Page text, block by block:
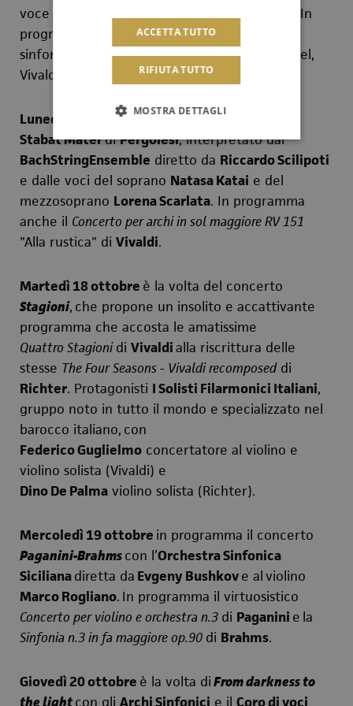
voce è quella del soprano
. In
programma una sapiente alternanza tra arie,
sinfonie, cantate e concerti di Durante,
Händel,
Vivaldi.
Lunedì 17 ottobre è in programma lo
Stabat MaterdiPergolesi, interpretato dal
BachStringEnsemble diretto da Riccardo Scilipoti
e dalle voci del soprano Natasa Katai e del
mezzosoprano Lorena Scarlata. In programma
anche il Concerto per archi in sol maggiore RV 151
"Alla rustica" di Vivaldi.
Martedì 18 ottobre è la volta del concerto
Stagioni, che propone un insolito e accattivante
programma che accosta le amatissime
Quattro Stagionidi Vivaldialla riscrittura delle
stesse The Four Seasons - Vivaldi recomposeddi
Richter. Protagonisti I Solisti Filarmonici Italiani,
gruppo noto in tutto il mondo e specializzato nel
barocco italiano, con
Federico Guglielmo concertatore al violino e
violino solista (Vivaldi) e
Dino De Palma violino solista (Richter).
Mercoledì 19 ottobre in programma il concerto
Paganini-Brahmscon l’Orchestra Sinfonica
Sicilianadiretta da Evgeny Bushkove alviolino
Marco Rogliano. In programma il virtuosistico
Concerto per violino e orchestra n.3 di Paganini e la
Sinfonia n.3 in fa maggiore op.90 di Brahms.
Giovedì 20 ottobre è la volta diFrom darkness to
the lightcon gli Archi Sinfonici e il Coro di voci
ACCETTA TUTTO
RIFIUTA TUTTO
MOSTRA DETTAGLI